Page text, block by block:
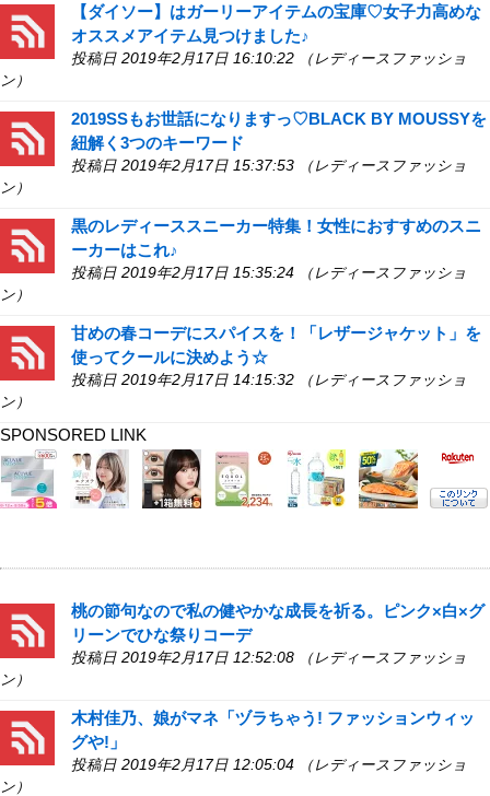
【ダイソー】はガーリーアイテムの宝庫♡女子力高めな
オススメアイテム見つけました♪
投稿日 2019年2月17日 16:10:22 （レディースファッショ
ン）
2019SSもお世話になりますっ♡BLACK BY MOUSSYを
紐解く3つのキーワード
投稿日 2019年2月17日 15:37:53 （レディースファッショ
ン）
黒のレディーススニーカー特集！女性におすすめのスニ
ーカーはこれ♪
投稿日 2019年2月17日 15:35:24 （レディースファッショ
ン）
甘めの春コーデにスパイスを！「レザージャケット」を
使ってクールに決めよう☆
投稿日 2019年2月17日 14:15:32 （レディースファッショ
ン）
SPONSORED LINK
桃の節句なので私の健やかな成長を祈る。ピンク×白×グ
リーンでひな祭りコーデ
投稿日 2019年2月17日 12:52:08 （レディースファッショ
ン）
木村佳乃、娘がマネ「ヅラちゃう! ファッションウィッ
グや!」
投稿日 2019年2月17日 12:05:04 （レディースファッショ
ン）